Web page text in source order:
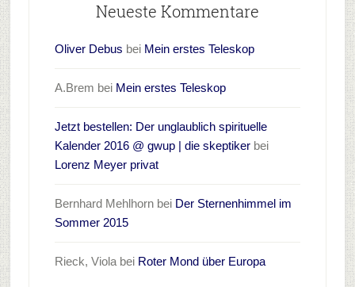
Neueste Kommentare
Oliver Debus bei Mein erstes Teleskop
A.Brem bei Mein erstes Teleskop
Jetzt bestellen: Der unglaublich spirituelle
Kalender 2016 @ gwup | die skeptikerbei
Lorenz Meyer privat
Bernhard Mehlhornbei Der Sternenhimmel im
Sommer 2015
Rieck, Violabei Roter Mond über Europa